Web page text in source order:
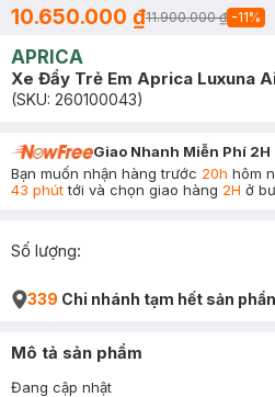
10.650.000 ₫11.900.000 ₫ -11%
APRICA
Xe Đẩy Trẻ Em Aprica Luxuna
(SKU: 260100043)
Giao Nhanh Miễn Phí 2H
Bạn muốn nhận hàng trước 20h hôm
43 phúttới và chọn giao hàng 2H ở
Số lượng:
339 Chi nhánh tạm hết sản
Mô tả sản phẩm
Đang cập nhật